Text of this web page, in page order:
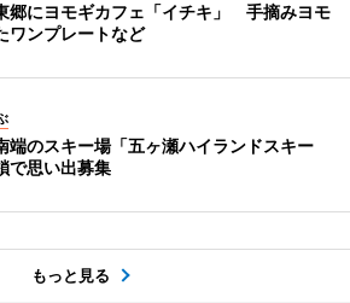
郷にヨモギカフェ「イチキ」 手摘みヨモ
ワンプレートなど
端のスキー場「五ヶ瀬ハイランドスキー
で思い出募集
もっと見る